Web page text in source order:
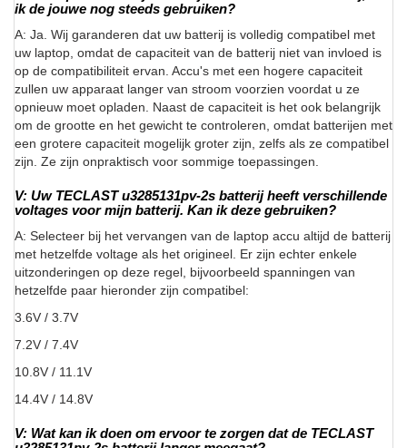
ik de jouwe nog steeds gebruiken?
A: Ja. Wij garanderen dat uw batterij is volledig compatibel met
uw laptop, omdat de capaciteit van de batterij niet van invloed is
op de compatibiliteit ervan. Accu's met een hogere capaciteit
zullen uw apparaat langer van stroom voorzien voordat u ze
opnieuw moet opladen. Naast de capaciteit is het ook belangrijk
om de grootte en het gewicht te controleren, omdat batterijen met
een grotere capaciteit mogelijk groter zijn, zelfs als ze compatibel
zijn. Ze zijn onpraktisch voor sommige toepassingen.
V: Uw TECLAST u3285131pv-2s batterij heeft verschillende
voltages voor mijn batterij. Kan ik deze gebruiken?
A: Selecteer bij het vervangen van de laptop accu altijd de batterij
met hetzelfde voltage als het origineel. Er zijn echter enkele
uitzonderingen op deze regel, bijvoorbeeld spanningen van
hetzelfde paar hieronder zijn compatibel:
3.6V / 3.7V
7.2V / 7.4V
10.8V / 11.1V
14.4V / 14.8V
V: Wat kan ik doen om ervoor te zorgen dat de TECLAST